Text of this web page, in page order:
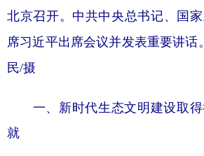
多语种频道
Русский язык 日本
北京召开。中共中央总书记、国
席习近平出席会议并发表重要讲话
民/摄
一、新时代生态文明建设取
就